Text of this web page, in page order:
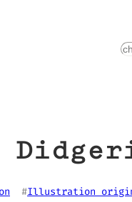
  #
Illustration